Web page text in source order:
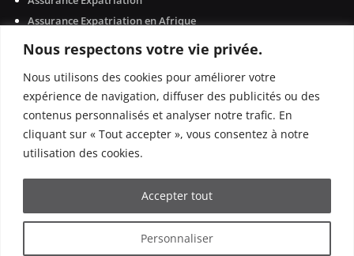
Nous respectons votre vie privée.
Nous utilisons des cookies pour améliorer votre
expérience de navigation, diffuser des publicités ou des
contenus personnalisés et analyser notre trafic. En
cliquant sur « Tout accepter », vous consentez à notre
utilisation des cookies.
Personnaliser
Accepter tout
Assurance Expatriation en Afrique
Assurance Voyage / Etudiant / PVT / Globe Trotteur
Assurance Voyage d’affaires / Séminaires
Assurance étrangers en France / Visa Schengen
English
Assurance Français en France
Mentions légales–Politique de confidentialité–FAQ
Site créé et développé avec ♥ parLes Trafiquantes® by
Jabuzze – 2023/2026